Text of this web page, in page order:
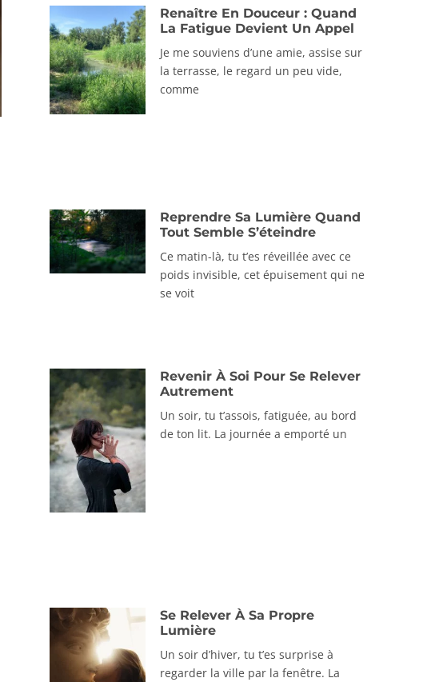
Renaître En Douceur : Quand
La Fatigue Devient Un Appel
Je me souviens d’une amie, assise sur
la terrasse, le regard un peu vide,
comme
Reprendre Sa Lumière Quand
Tout Semble S’éteindre
Ce matin-là, tu t’es réveillée avec ce
poids invisible, cet épuisement qui ne
se voit
Revenir À Soi Pour Se Relever
Autrement
Un soir, tu t’assois, fatiguée, au bord
de ton lit. La journée a emporté un
Se Relever À Sa Propre
Lumière
Un soir d’hiver, tu t’es surprise à
regarder la ville par la fenêtre. La